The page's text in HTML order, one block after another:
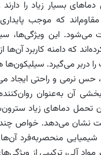
بسیار زیاد را
که موجب
این ویژگی‌ها،
که دامنه کاربرد آن‌ها
دربر می‌گیرد.
حس نرمی و راحتی ایجاد
آن به‌عنوان
دماهای زیاد
نشان می‌دهد. خواص
شیمیایی منحصربه‌فرد